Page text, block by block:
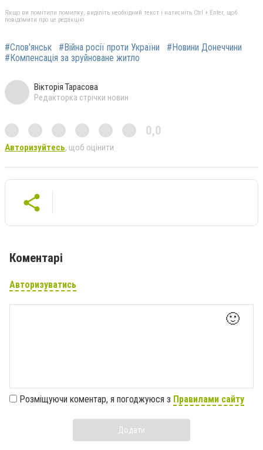
Якщо ви помітили помилку, виділіть необхідний текст і натисніть Ctrl + Enter, щоб
повідомити про це редакцію
#Слов'янськ #Війна росії проти України
#Новини Донеччини
#Компенсація за зруйноване житло
Вікторія Тарасова
Редакторка стрічки новин
0,0
Авторизуйтесь, щоб оцінити
Коментарі
Авторизуватись
🙂
Розміщуючи коментар, я погоджуюся з Правилами сайту
Додати